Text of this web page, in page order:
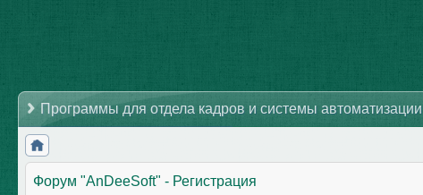
Программы для отдела кадров и системы автоматизации
Форум "AnDeeSoft" - Регистрация